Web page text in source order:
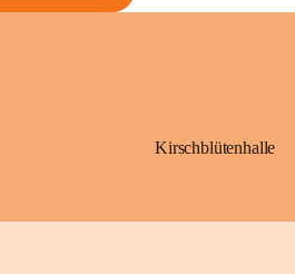
Kirschblütenhalle